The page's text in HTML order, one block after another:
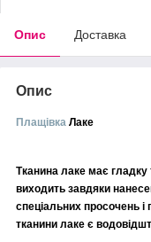
Опис Доставка
Опис
Плащівка Лаке
Тканина лаке має
виходить завдяки
спеціальних просочень і
тканини лаке є